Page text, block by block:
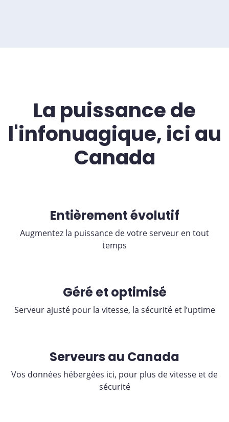
La puissance de
l'infonuagique, ici au
Canada
Entièrement évolutif
Augmentez la puissance de votre serveur en tout
temps
Géré et optimisé
Serveur ajusté pour la vitesse, la sécurité et l’uptime
Serveurs au Canada
Vos données hébergées ici, pour plus de vitesse et de
sécurité